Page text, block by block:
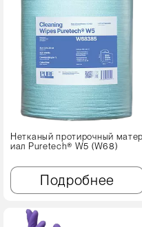
Нетканый протирочный матер
иал Puretech® W5 (W68)
Подробнее